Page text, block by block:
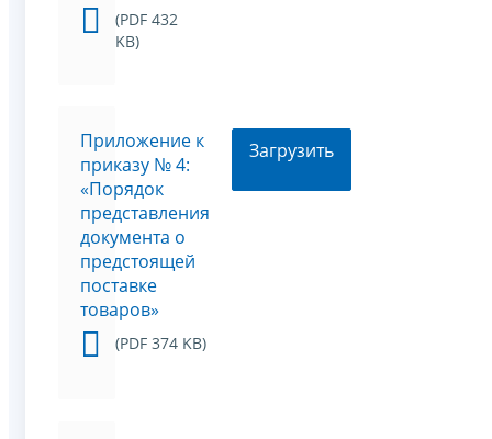
(PDF 432
KB)
Приложение к
приказу № 4:
«Порядок
представления
документа о
предстоящей
поставке
товаров»
(PDF 374 KB)
Загрузить